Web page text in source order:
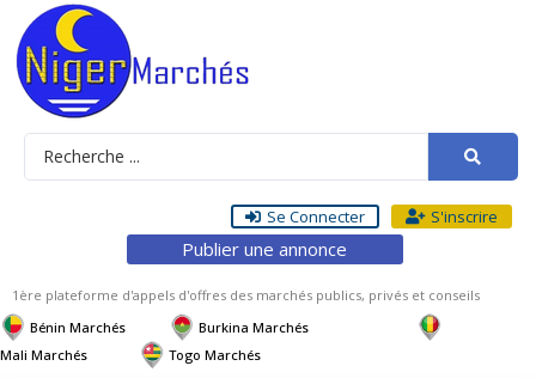
Se Connecter S'inscrire
Publier une annonce
1ère plateforme d'appels d'offres des marchés publics, privés et conseils
Bénin Marchés
Burkina Marchés
Mali Marchés
Togo Marchés